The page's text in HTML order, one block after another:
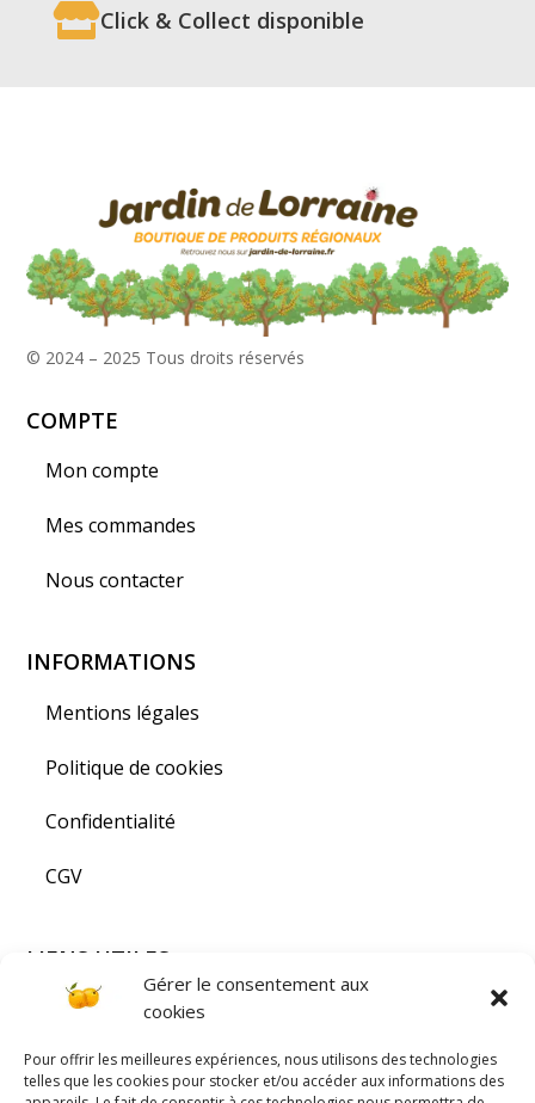
Gérer le consentement aux
cookies
Pour offrir les meilleures expériences, nous utilisons des technologies
telles que les cookies pour stocker et/ou accéder aux informations des
Click & Collect disponible
© 2024 – 2025 Tous droits réservés
COMPTE
Mon compte
Mes commandes
Nous contacter
INFORMATIONS
Mentions légales
Politique de cookies
Confidentialité
CGV
LIENS UTILES
Visiter la Lorraine
PAIEMENT SÉCURISÉ